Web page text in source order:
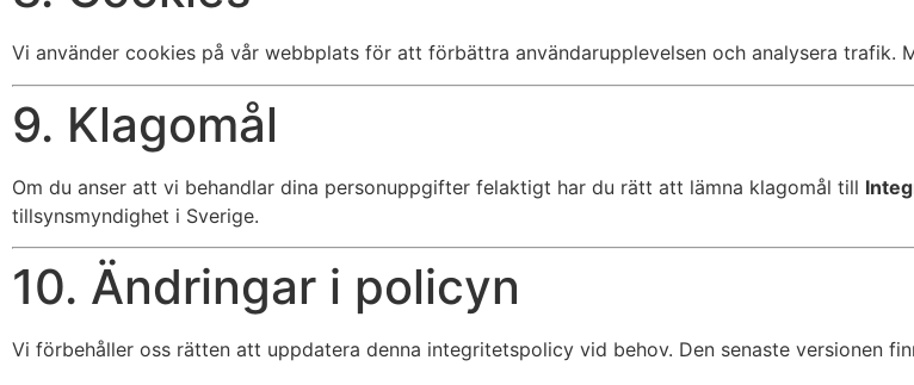
Vi använder cookies på vår webbplats för att förbättra användarupplevelsen och analysera trafik.
9. Klagomål
Om du anser att vi behandlar dina personuppgifter felaktigt har du rätt att lämna klagomål till
tillsynsmyndighet i Sverige.
10. Ändringar i policyn
Vi förbehåller oss rätten att uppdatera denna integritetspolicy vid behov. Den senaste versionen